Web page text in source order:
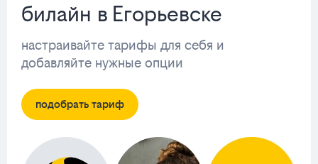
билайн в Егорьевске
настраивайте тарифы для себя и
добавляйте нужные опции
подобрать тариф